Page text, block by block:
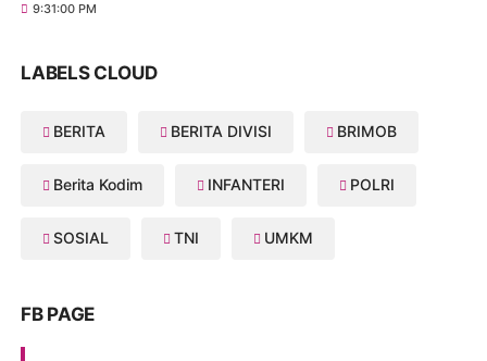
9:31:00 PM
LABELS CLOUD
BERITA BERITA DIVISI BRIMOB
Berita Kodim INFANTERI POLRI
SOSIAL TNI UMKM
FB PAGE